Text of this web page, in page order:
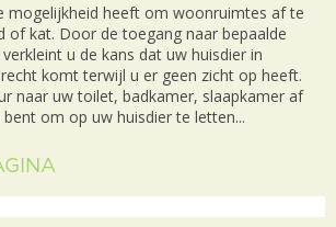
mogelijkheid heeft om woonruimtes af te
of kat. Door de toegang naar bepaalde
u de kans dat uw huisdier in
komt terwijl u er geen zicht op heeft.
naar uw toilet, badkamer, slaapkamer af
om op uw huisdier te letten...